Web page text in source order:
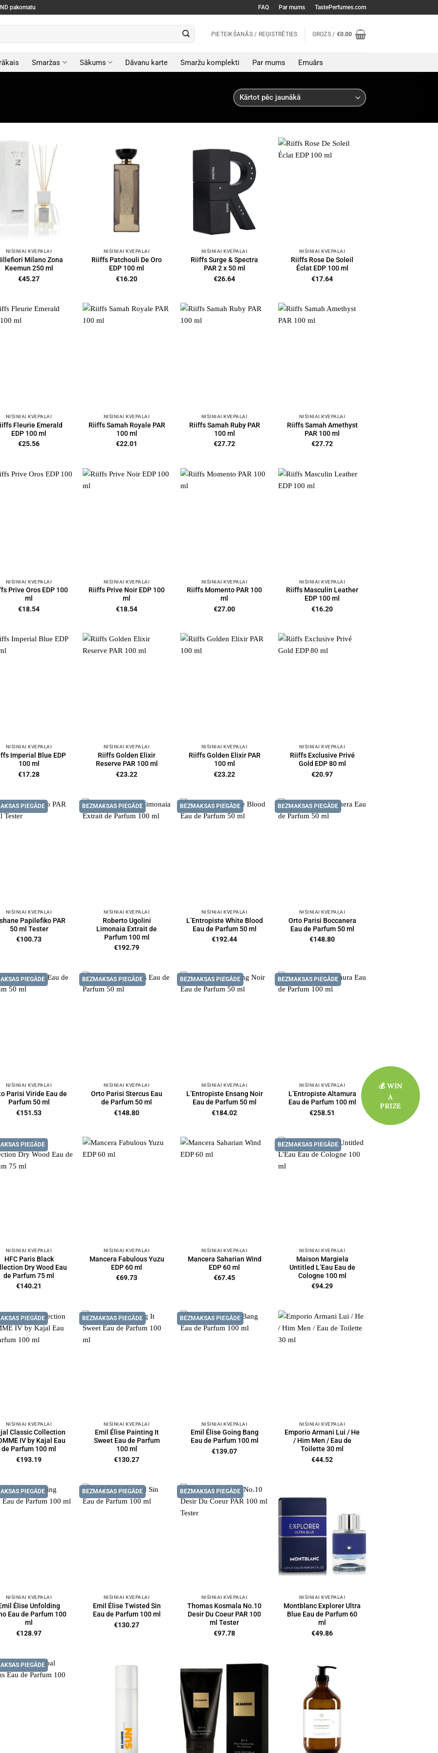
pakomatu FAQ Par mums TastePerfumes.com
PIETEIKŠANĀS / REĢISTRĒTIES GROZS / €0.00
Smaržas Sākums Dāvanu karte Smaržu komplekti Par mums Emuārs
NIŠINIAI KVEPALAI
Milano Zona
Keemun 250 ml
€45.27
NIŠINIAI KVEPALAI
Riiffs Patchouli De Oro
EDP 100 ml
€16.20
NIŠINIAI KVEPALAI
Riiffs Surge & Spectra
PAR 2 x 50 ml
€26.64
NIŠINIAI KVEPALAI
Riiffs Rose De Soleil
Éclat EDP 100 ml
€17.64
NIŠINIAI KVEPALAI
Fleurie Emerald
EDP 100 ml
€25.56
NIŠINIAI KVEPALAI
Riiffs Samah Royale PAR
100 ml
€22.01
NIŠINIAI KVEPALAI
Riiffs Samah Ruby PAR
100 ml
€27.72
NIŠINIAI KVEPALAI
Riiffs Samah Amethyst
PAR 100 ml
€27.72
NIŠINIAI KVEPALAI
Prive Oros EDP 100
ml
€18.54
NIŠINIAI KVEPALAI
Riiffs Prive Noir EDP 100
ml
€18.54
NIŠINIAI KVEPALAI
Riiffs Momento PAR 100
ml
€27.00
NIŠINIAI KVEPALAI
Riiffs Masculin Leather
EDP 100 ml
€16.20
NIŠINIAI KVEPALAI
Imperial Blue EDP
100 ml
€17.28
NIŠINIAI KVEPALAI
Riiffs Golden Elixir
Reserve PAR 100 ml
€23.22
NIŠINIAI KVEPALAI
Riiffs Golden Elixir PAR
100 ml
€23.22
NIŠINIAI KVEPALAI
Riiffs Exclusive Privé
Gold EDP 80 ml
€20.97
PIEGĀDE
NIŠINIAI KVEPALAI
Papilefiko PAR
50 ml Tester
€100.73
BEZMAKSAS PIEGĀDE
NIŠINIAI KVEPALAI
Roberto Ugolini
Limonaia Extrait de
Parfum 100 ml
€192.79
BEZMAKSAS PIEGĀDE
NIŠINIAI KVEPALAI
L’Entropiste White Blood
Eau de Parfum 50 ml
€192.44
BEZMAKSAS PIEGĀDE
NIŠINIAI KVEPALAI
Orto Parisi Boccanera
Eau de Parfum 50 ml
€148.80
PIEGĀDE
NIŠINIAI KVEPALAI
Parisi Viride Eau de
Parfum 50 ml
€151.53
BEZMAKSAS PIEGĀDE
NIŠINIAI KVEPALAI
Orto Parisi Stercus Eau
de Parfum 50 ml
€148.80
BEZMAKSAS PIEGĀDE
NIŠINIAI KVEPALAI
L’Entropiste Ensang Noir
Eau de Parfum 50 ml
€184.02
BEZMAKSAS PIEGĀDE
NIŠINIAI KVEPALAI
L’Entropiste Altamura
Eau de Parfum 100 ml
€258.51
PIEGĀDE
NIŠINIAI KVEPALAI
HFC Paris Black
Dry Wood Eau
de Parfum 75 ml
€140.21
NIŠINIAI KVEPALAI
Mancera Fabulous Yuzu
EDP 60 ml
€69.73
NIŠINIAI KVEPALAI
Mancera Saharian Wind
EDP 60 ml
€67.45
BEZMAKSAS PIEGĀDE
NIŠINIAI KVEPALAI
Maison Margiela
Untitled L’Eau Eau de
Cologne 100 ml
€94.29
PIEGĀDE
NIŠINIAI KVEPALAI
Classic Collection
IV by Kajal Eau
de Parfum 100 ml
€193.19
BEZMAKSAS PIEGĀDE
NIŠINIAI KVEPALAI
Emil Élise Painting It
Sweet Eau de Parfum
100 ml
€130.27
BEZMAKSAS PIEGĀDE
NIŠINIAI KVEPALAI
Emil Élise Going Bang
Eau de Parfum 100 ml
€139.07
NIŠINIAI KVEPALAI
Emporio Armani Lui / He
/ Him Men / Eau de
Toilette 30 ml
€44.52
PIEGĀDE
NIŠINIAI KVEPALAI
Élise Unfolding
Eau de Parfum 100
ml
€128.97
BEZMAKSAS PIEGĀDE
NIŠINIAI KVEPALAI
Emil Élise Twisted Sin
Eau de Parfum 100 ml
€130.27
BEZMAKSAS PIEGĀDE
NIŠINIAI KVEPALAI
Thomas Kosmala No.10
Desir Du Coeur PAR 100
ml Tester
€97.78
NIŠINIAI KVEPALAI
Montblanc Explorer Ultra
Blue Eau de Parfum 60
ml
€49.86
PIEGĀDE
💰 WIN
A
PRIZE
💰 WIN
A
PRIZE